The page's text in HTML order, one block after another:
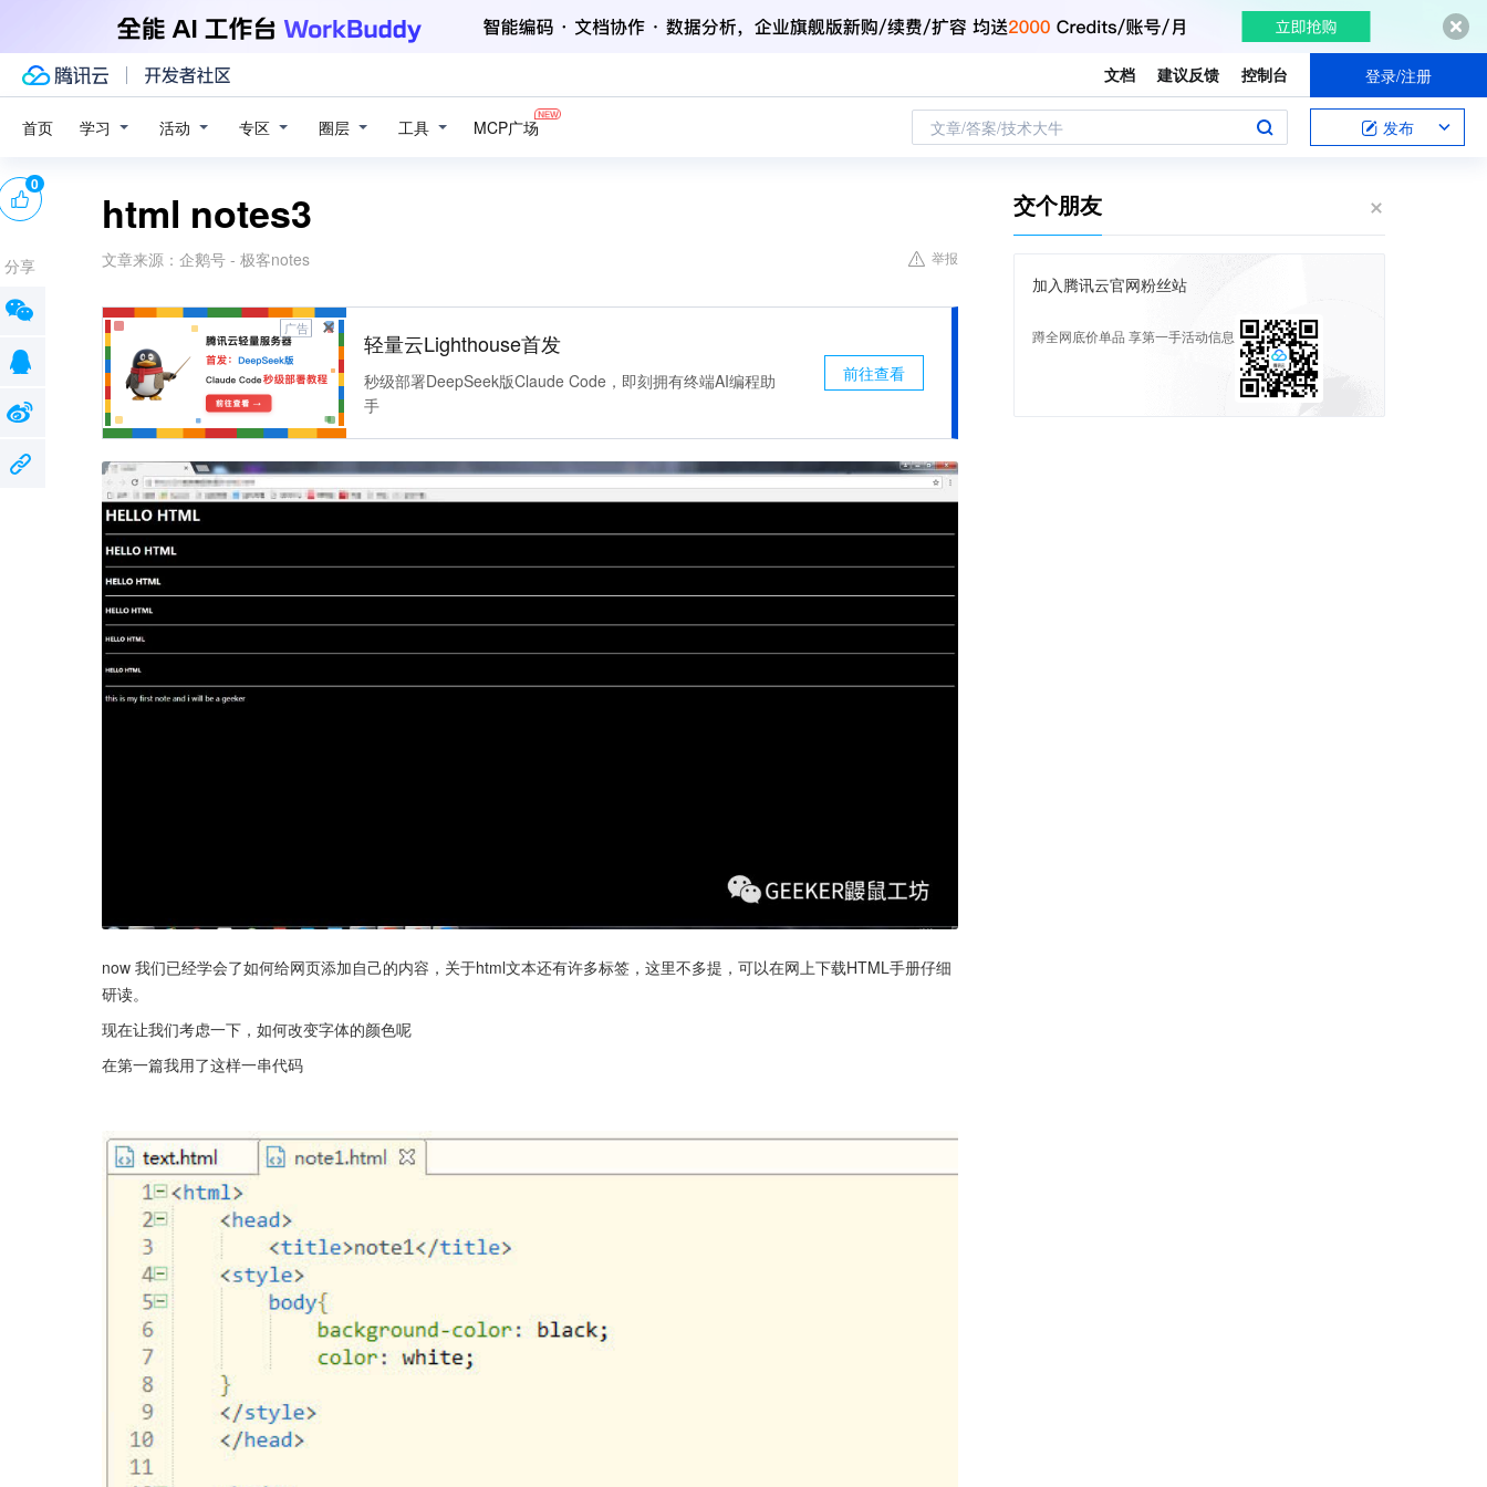
文档 建议反馈 控制台 登录/注册
首页 学习 活动 专区 圈层 工具 MCP广场 文章/答案/技术大牛 发布
html notes3
文章来源： 企鹅号 - 极客notes 举报
广告
轻量云Lighthouse首发
秒级部署DeepSeek版Claude Code，即刻拥有终端AI编程助
手
前往查看
now 我们已经学会了如何给网页添加自己的内容，关于html文本还有许多标签，这里不多提，可以在网上下载HTML手册仔细
研读。
现在让我们考虑一下，如何改变字体的颜色呢
在第一篇我用了这样一串代码
0
分享
交个朋友
加入腾讯云官网粉丝站
蹲全网底价单品 享第一手活动信息